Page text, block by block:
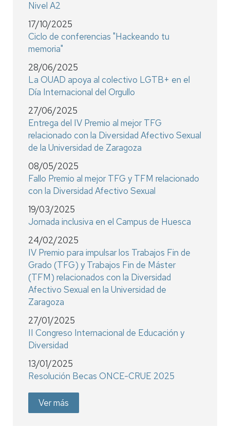
Nivel A2
17/10/2025
Ciclo de conferencias "Hackeando tu
memoria"
28/06/2025
La OUAD apoya al colectivo LGTB+ en el
Día Internacional del Orgullo
27/06/2025
Entrega del IV Premio al mejor TFG
relacionado con la Diversidad Afectivo Sexual
de la Universidad de Zaragoza
08/05/2025
Fallo Premio al mejor TFG y TFM relacionado
con la Diversidad Afectivo Sexual
19/03/2025
Jornada inclusiva en el Campus de Huesca
24/02/2025
IV Premio para impulsar los Trabajos Fin de
Grado (TFG) y Trabajos Fin de Máster
(TFM) relacionados con la Diversidad
Afectivo Sexual en la Universidad de
Zaragoza
27/01/2025
II Congreso Internacional de Educación y
Diversidad
13/01/2025
Resolución Becas ONCE-CRUE 2025
Ver más